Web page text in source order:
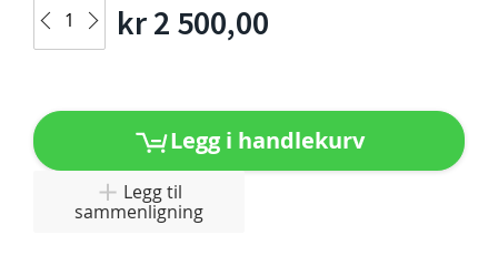
kr 2 500,00
Legg i handlekurv
Legg til
sammenligning